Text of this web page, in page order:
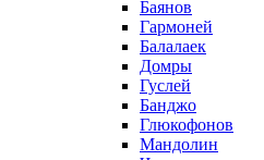
Баянов
Гармоней
Балалаек
Домры
Гуслей
Банджо
Глюкофонов
Мандолин